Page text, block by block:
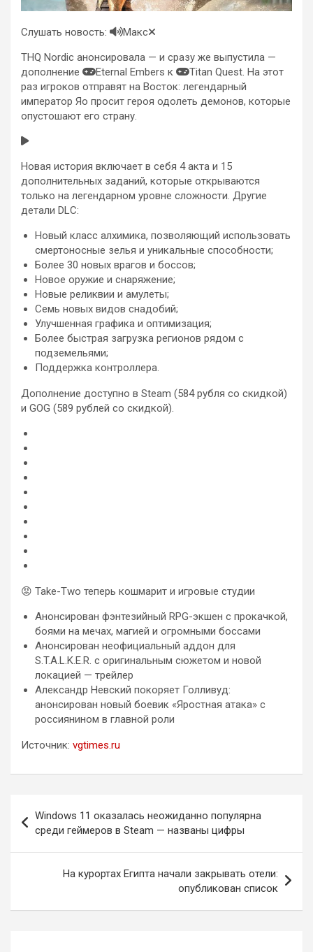
Слушать новость:
Макс
THQ Nordic анонсировала — и сразу же выпустила —
дополнение
Eternal Embers к
Titan Quest. На этот
раз игроков отправят на Восток: легендарный
император Яо просит героя одолеть демонов, которые
опустошают его страну.
Новая история включает в себя 4 акта и 15
дополнительных заданий, которые открываются
только на легендарном уровне сложности. Другие
детали DLC:
Новый класс алхимика, позволяющий использовать
смертоносные зелья и уникальные способности;
Более 30 новых врагов и боссов;
Новое оружие и снаряжение;
Новые реликвии и амулеты;
Семь новых видов снадобий;
Улучшенная графика и оптимизация;
Более быстрая загрузка регионов рядом с
подземельями;
Поддержка контроллера.
Дополнение доступно в Steam (584 рубля со скидкой)
и GOG (589 рублей со скидкой).
😡 Take-Two теперь кошмарит и игровые студии
Анонсирован фэнтезийный RPG-экшен с прокачкой,
боями на мечах, магией и огромными боссами
Анонсирован неофициальный аддон для
S.T.A.L.K.E.R. с оригинальным сюжетом и новой
локацией — трейлер
Александр Невский покоряет Голливуд:
анонсирован новый боевик «Яростная атака» с
россиянином в главной роли
Источник: vgtimes.ru
по
записям
Windows 11 оказалась неожиданно популярна
среди геймеров в Steam — названы цифры
На курортах Египта начали закрывать отели:
опубликован список